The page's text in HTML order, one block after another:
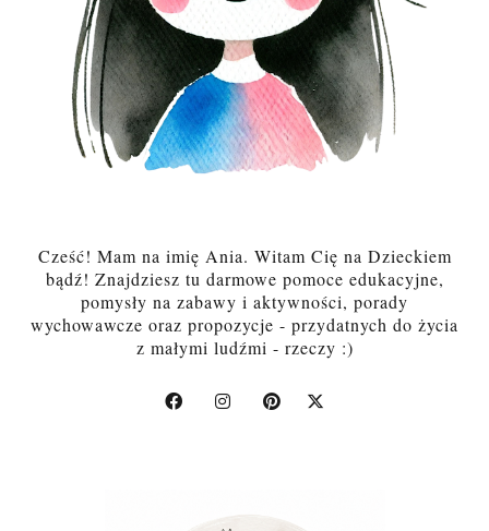
Cześć! Mam na imię Ania. Witam Cię na Dzieckiem
bądź! Znajdziesz tu darmowe pomoce edukacyjne,
pomysły na zabawy i aktywności, porady
wychowawcze oraz propozycje - przydatnych do życia
z małymi ludźmi - rzeczy :)